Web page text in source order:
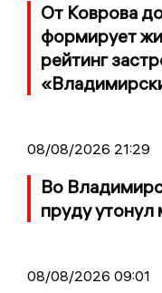
От Коврова
формирует
рейтинг
08/08/2026 21:29
Во
пруду утонул
08/08/2026 09:01